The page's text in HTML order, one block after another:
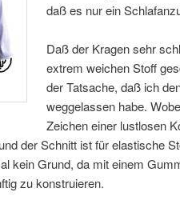
daß es nur ein
Daß der Kragen sehr
extrem weichen Stoff
der Tatsache, daß ich
weggelassen habe.
Zeichen einer lustlosen
der Schnitt ist für elastische
kein Grund, da mit einem
zu konstruieren.